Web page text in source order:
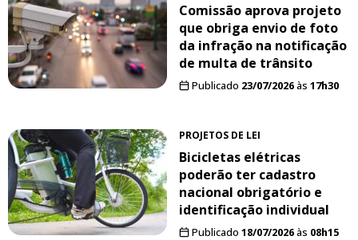
Comissão aprova projeto
que obriga envio de foto
da infração na notificação
de multa de trânsito
Publicado 23/07/2026às 17h30
PROJETOS DE LEI
Bicicletas elétricas
poderão ter cadastro
nacional obrigatório e
identificação individual
Publicado 18/07/2026às 08h15